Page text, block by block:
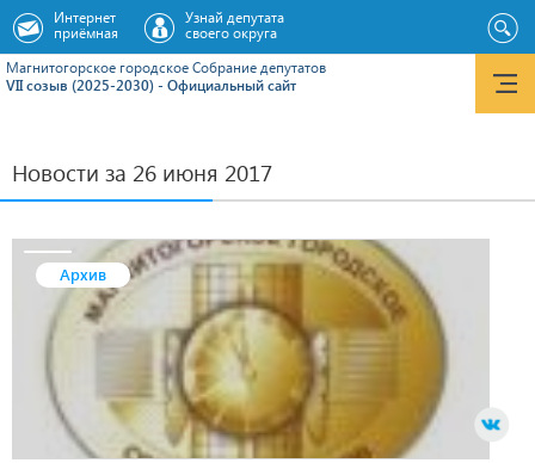
Магнитогорское городское Cобрание депутатов
VII созыв (2025-2030) - Официальный сайт
Интернет
приёмная
Узнай депутата
своего округа
Новости за 26 июня 2017
Архив